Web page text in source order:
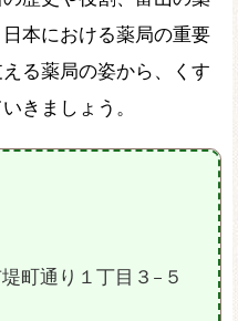
本における薬局の重要
る薬局の姿から、くす
きましょう。
町通り１丁目３−５